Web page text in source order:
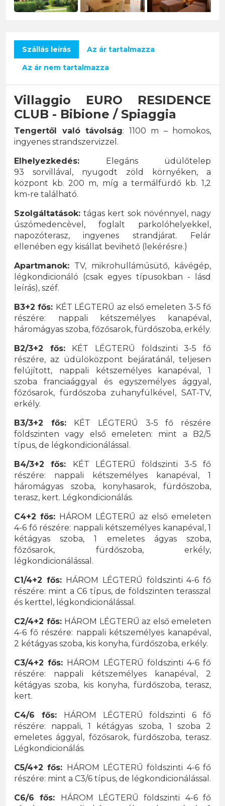
Szállás leírás
Az ár tartalmazza
Az ár nem tartalmazza
Villaggio EURO RESIDENCE
CLUB - Bibione / Spiaggia
Tengertől való távolság: 1100 m – homokos,
ingyenes strandszervizzel.
Elhelyezkedés: Elegáns üdülőtelep
93 sorvillával, nyugodt zöld környéken, a
központ kb. 200 m, míg a termálfürdő kb. 1,2
km-re található.
Szolgáltatások:tágas kert sok növénnyel, nagy
úszómedencèvel, foglalt parkolóhelyekkel,
napozóterasz, ingyenes strandjárat. Felár
ellenében egy kisállat bevihető (lekérésre.)
Apartmanok: TV, mikrohullámúsütő, kávégép,
légkondicionáló (csak egyes típusokban - lásd
leírás), széf.
B3+2 fős: KÉT LÉGTERŰ az első emeleten 3-5 fő
részére: nappali kétszemélyes kanapéval,
háromágyas szoba, főzősarok, fürdőszoba, erkély.
B2/3+2 fős: KÉT LÉGTERŰ földszinti 3-5 fő
részére, az üdülöközpont bejáratánál, teljesen
felújított, nappali kétszemélyes kanapéval, 1
szoba franciaággyal és egyszemélyes ággyal,
főzősarok, fürdőszoba zuhanyfülkével, SAT-TV,
erkély.
B3/3+2 fős: KÉT LÉGTERŰ 3-5 fő részére
földszinten vagy első emeleten: mint a B2/5
típus, de légkondicionálással.
B4/3+2 fős: KÉT LÉGTERŰ földszinti 3-5 fő
részére: nappali kétszemélyes kanapéval, 1
háromágyas szoba, konyhasarok, fürdőszoba,
terasz, kert. Légkondicionálás.
C4+2 fős: HÁROM LÉGTERŰ az első emeleten
4-6 fő részére: nappali kétszemélyes kanapéval, 1
kétágyas szoba, 1 emeletes ágyas szoba,
főzősarok, fürdőszoba, erkély,
légkondicionálással.
C1/4+2 fős: HÁROM LÉGTERŰ földszinti 4-6 fő
részére: mint a C6 típus, de földszinten terasszal
és kerttel, légkondicionálással.
C2/4+2 fős: HÁROM LÉGTERŰ az első emeleten
4-6 fő részére: nappali kétszemélyes kanapéval,
2 kétágyas szoba, kis konyha, fürdőszoba, erkély.
C3/4+2 fős: HÁROM LÉGTERŰ földszinti 4-6 fő
részére: nappali kétszemélyes kanapéval, 2
kétágyas szoba, kis konyha, fürdőszoba, terasz,
kert.
C4/6 fős: HÁROM LÉGTERŰ földszinti 6 fő
részére: nappali, 1 kétágyas szoba, 1 szoba 2
emeletes ággyal, főzősarok, fürdőszoba, terasz.
Légkondicionálás.
C5/4+2 fős: HÁROM LÉGTERŰ földszinti 4-6 fő
részére: mint a C3/6 típus, de légkondicionálással.
C6/6 fős: HÁROM LÉGTERŰ földszinti 4-6 fő